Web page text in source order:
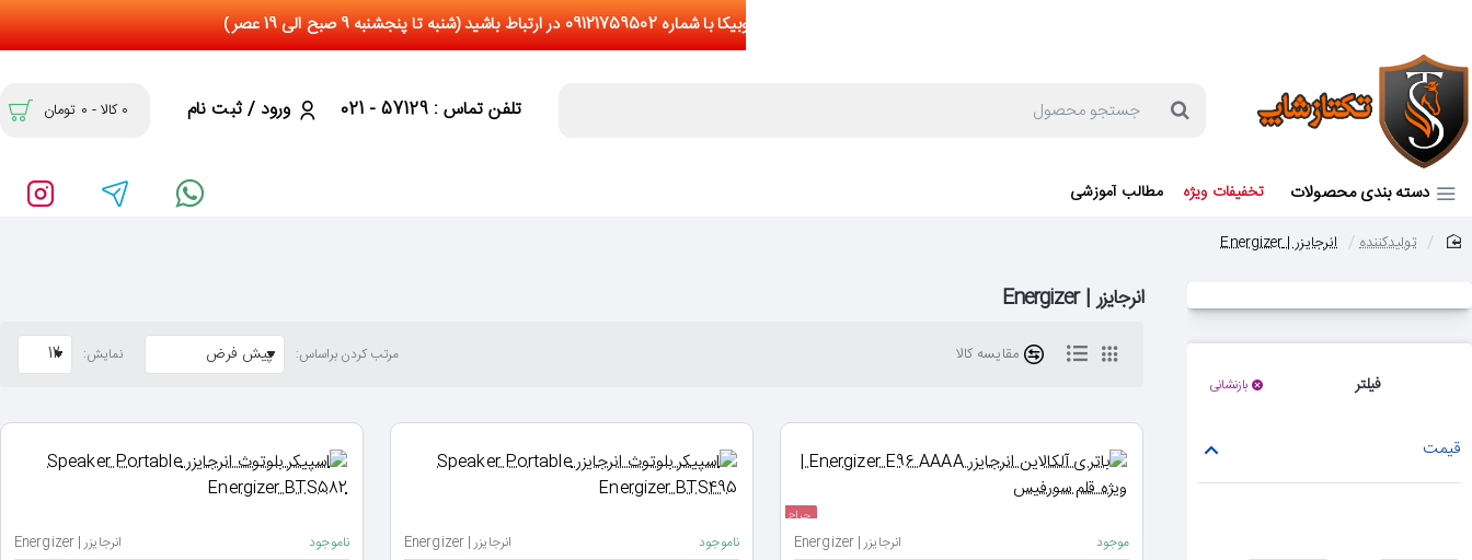
جستجو
تلفن تماس : 57129 - 021 ورود / ثبت نام 0 کالا - 0 تومان
دسته بندی محصولات تخفیفات ویژه مطالب آموزشی
تولیدکننده انرجایزر | Energizer
فیلتر بازنشانی
قیمت
انرجایزر | Energizer
مقایسه کالا مرتب کردن براساس: نمایش:
حراج
جدید
موجود انرجایزر | Energizer ناموجود انرجایزر | Energizer ناموجود انرجایزر | Energizer